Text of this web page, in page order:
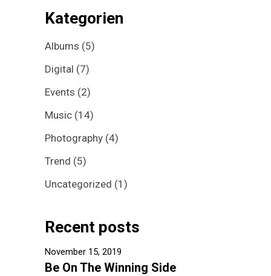
Kategorien
Albums (5)
Digital (7)
Events (2)
Music (14)
Photography (4)
Trend (5)
Uncategorized (1)
Recent posts
November 15, 2019
Be On The Winning Side